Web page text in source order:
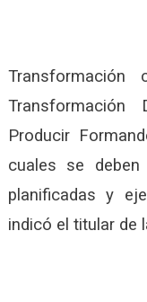
Transformación
Transformación
Producir
cuales se
planificadas y
indicó el titular de